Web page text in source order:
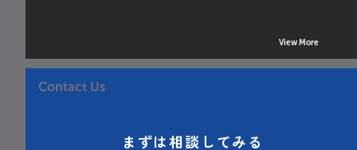
View More
Contact Us
まずは相談してみる